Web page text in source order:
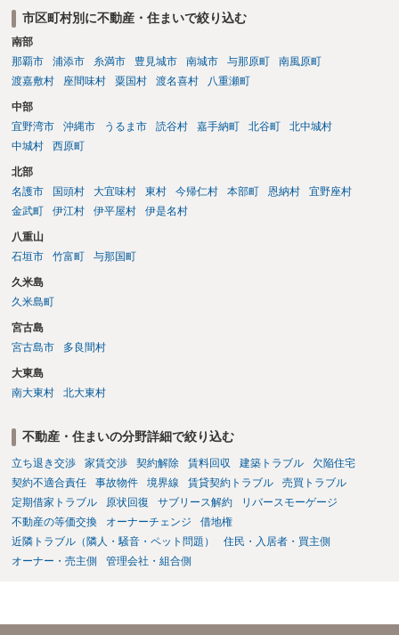
に請求の根拠（なぜ当方が平屋の解体費用を負担しなければならない
のか）を確認されてみてはいかがでしょうか。
市区町村別に不動産・住まいで絞り込む
南部
那覇市
浦添市 糸満市 豊見城市 南城市 与那原町
南風原町
渡嘉敷村
座間味村 粟国村 渡名喜村 八重瀬町
中部
宜野湾市
沖縄市 うるま市 読谷村 嘉手納町 北谷町
北中城村
中城村
西原町
北部
名護市
国頭村 大宜味村 東村 今帰仁村 本部町 恩納村
宜野座村
金武町
伊江村 伊平屋村 伊是名村
八重山
石垣市
竹富町 与那国町
久米島
久米島町
宮古島
宮古島市
多良間村
大東島
南大東村
北大東村
不動産・住まいの分野詳細で絞り込む
立ち退き交渉 家賃交渉 契約解除 賃料回収 建築トラブル
欠陥住宅
契約不適合責任
事故物件 境界線 賃貸契約トラブル
売買トラブル
定期借家トラブル
原状回復 サブリース解約
リバースモーゲージ
不動産の等価交換
オーナーチェンジ
借地権
近隣トラブル（隣人・騒音・ペット問題）
住民・入居者・買主側
オーナー・売主側
管理会社・組合側